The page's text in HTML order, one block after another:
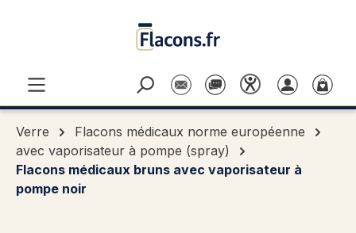
Verre
Flacons médicaux norme européenne
avec vaporisateur à pompe (spray)
Flacons médicaux bruns avec vaporisateur à
pompe noir